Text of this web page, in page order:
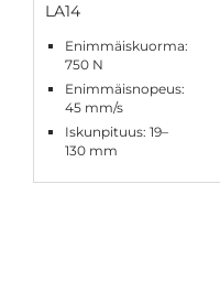
LA14
Enimmäiskuorma:
750 N
Enimmäisnopeus:
45 mm/s
Iskunpituus: 19–
130 mm